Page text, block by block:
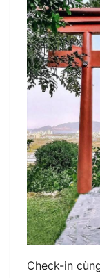
Check-in